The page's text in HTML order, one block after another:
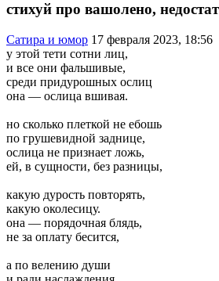
стихуй про вашолено,
Сатира и юмор 17 февраля 2023, 18:56
у этой тети сотни лиц,
и все они фальшивые,
среди придурошных ослиц
она — ослица вшивая.
но сколько плеткой не ебошь
по грушевидной заднице,
ослица не признает ложь,
ей, в сущности, без разницы,
какую дурость повторять,
какую околесицу.
она — порядочная блядь,
не за оплату бесится,
а по велению души